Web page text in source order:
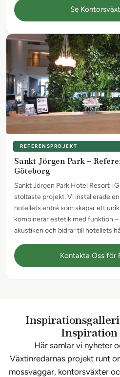
Se
REFERENSPROJEKT
Sankt Jörgen Park –
Göteborg
Sankt Jörgen Park Hotel Resort i
stoltaste projekt. Vi installerade
hotellets entré som skapar ett
kombinerar estetik med funktion
akustiken och bidrar till hotellets
Kontakta Oss för
Här samlar vi nyheter
Växtinredarnas projekt runt
mossväggar, kontorsväxter